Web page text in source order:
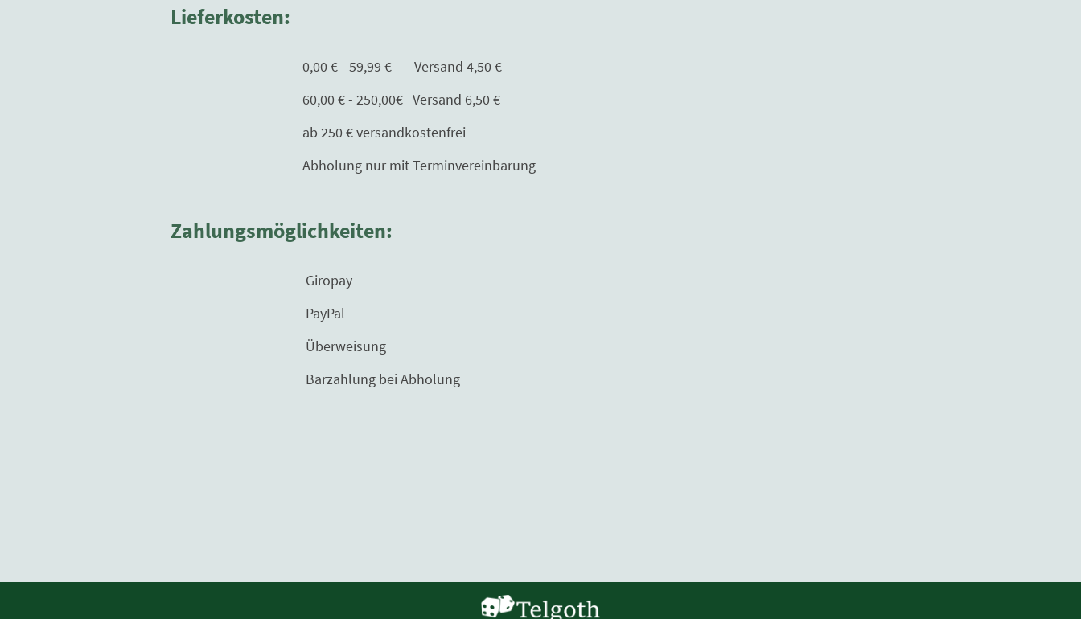
Lieferkosten:
0,00 € - 59,99 € Versand 4,50 €
60,00 € - 250,00€ Versand 6,50 €
ab 250 € versandkostenfrei
Abholung nur mit Terminvereinbarung
Zahlungsmöglichkeiten:
Giropay
PayPal
Überweisung
Barzahlung bei Abholung